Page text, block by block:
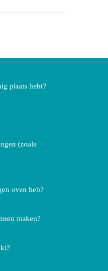
plaats hebt?
(zoals
oven heb?
maken?